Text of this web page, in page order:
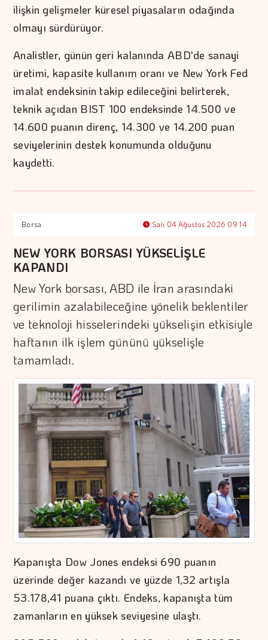
ilişkin gelişmeler küresel piyasaların odağında
olmayı sürdürüyor.
Analistler, günün geri kalanında ABD'de sanayi
üretimi, kapasite kullanım oranı ve New York Fed
imalat endeksinin takip edileceğini belirterek,
teknik açıdan BIST 100 endeksinde 14.500 ve
14.600 puanın direnç, 14.300 ve 14.200 puan
seviyelerinin destek konumunda olduğunu
kaydetti.
Borsa Salı 04 Ağustos 2026 09:14
NEW YORK BORSASI YÜKSELİŞLE
KAPANDI
New York borsası, ABD ile İran arasındaki
gerilimin azalabileceğine yönelik beklentiler
ve teknoloji hisselerindeki yükselişin etkisiyle
haftanın ilk işlem gününü yükselişle
tamamladı.
Kapanışta Dow Jones endeksi 690 puanın
üzerinde değer kazandı ve yüzde 1,32 artışla
53.178,41 puana çıktı. Endeks, kapanışta tüm
zamanların en yüksek seviyesine ulaştı.